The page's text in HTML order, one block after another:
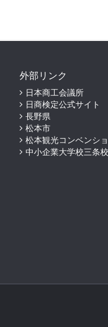
外部リンク
日本商工会議所
日商検定公式サイト
長野県
松本市
松本観光コンベンシ
中小企業大学校三条校